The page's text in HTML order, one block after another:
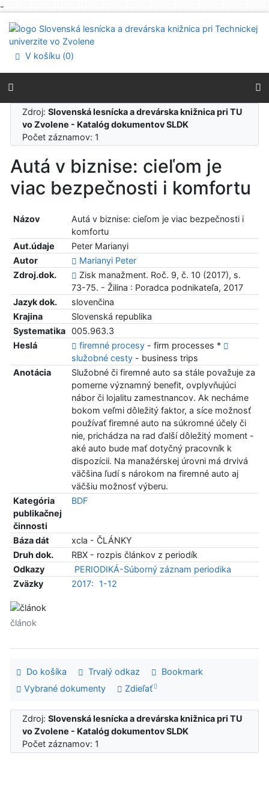
-
Prejsť na menu
Prehlásenie o webovej prístupnosti
V košíku (0)
Zdroj:Slovenská lesnícka a drevárska knižnica pri TU
vo Zvolene - Katalóg dokumentov SLDK
Počet záznamov: 1
Autá v biznise: cieľom je
viac bezpečnosti i komfortu
Názov
Autá v biznise: cieľom je viac bezpečnosti i
komfortu
Aut.údaje
Peter Marianyi
Autor
Marianyi Peter
Zdroj.dok.
Zisk manažment. Roč. 9, č. 10 (2017), s.
73-75. - Žilina : Poradca podnikateľa, 2017
Jazyk dok.
slovenčina
Krajina
Slovenská republika
Systematika
005.963.3
Heslá
firemné procesy- firm processes *
služobné cesty- business trips
Anotácia
Služobné či firemné auto sa stále považuje za
pomerne významný benefit, ovplyvňujúci
nábor či lojalitu zamestnancov. Ak necháme
bokom veľmi dôležitý faktor, a síce možnosť
používať firemné auto na súkromné účely či
nie, prichádza na rad ďalší dôležitý moment -
aké auto bude mať dotyčný pracovník k
dispozícii. Na manažérskej úrovni má drvivá
väčšina ľudí s nárokom na firemné auto aj
väčšiu možnosť výberu.
Kategória
publikačnej
činnosti
BDF
Báza dát
xcla - ČLÁNKY
Druh dok.
RBX - rozpis článkov z periodík
Odkazy
PERIODIKÁ-Súborný záznam periodika
Zväzky
2017: 1-12
článok
Do košíka Trvalý odkaz
Bookmark
Vybrané dokumenty
Zdieľať
Zdroj:Slovenská lesnícka a drevárska knižnica pri TU
vo Zvolene - Katalóg dokumentov SLDK
Počet záznamov: 1